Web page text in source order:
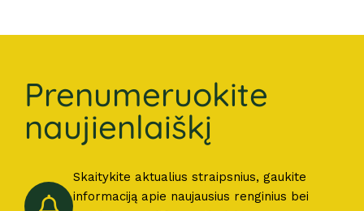
Prenumeruokite
naujienlaiškį
Skaitykite aktualius straipsnius, gaukite
informaciją apie naujausius renginius bei